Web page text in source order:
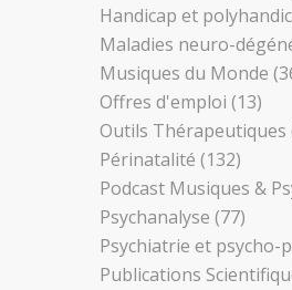
Handicap et
Maladies neuro-
Musiques du Monde
Offres d'emploi (13)
Outils Thérapeutiques
Périnatalité (132)
Podcast Musiques &
Psychanalyse (77)
Psychiatrie et psycho-
Publications